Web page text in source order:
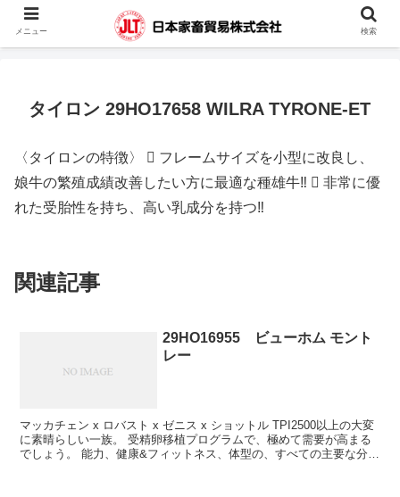
蓄電池・堆肥撹拌機・凍結精液・人工授精器具・カウハッチなどの輸入販売を
行っています。
タイロン 29HO17658 WILRA TYRONE-ET
〈タイロンの特徴〉  フレームサイズを小型に改良し、
娘牛の繁殖成績改善したい方に最適な種雄牛‼  非常に優
れた受胎性を持ち、高い乳成分を持つ‼
関連記事
29HO16955 ビューホム モント
レー
マッカチェン x ロバスト x ゼニス x ショットル TPI2500以上の大変
に素晴らしい一族。 受精卵移植プログラムで、極めて需要が高まる
でしょう。 能力、健康&フィットネス、体型の、すべての主要な分野
メニュー 検索